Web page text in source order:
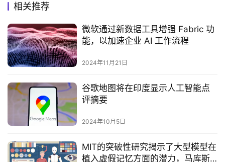
相关推荐
微软通过新数据工具增强 Fabric 功
能，以加速企业 AI 工作流程
2024年11月21日
谷歌地图将在印度显示人工智能点
评摘要
2024年10月5日
MIT的突破性研究揭示了大型模型在
植入虚假记忆方面的潜力，马库斯